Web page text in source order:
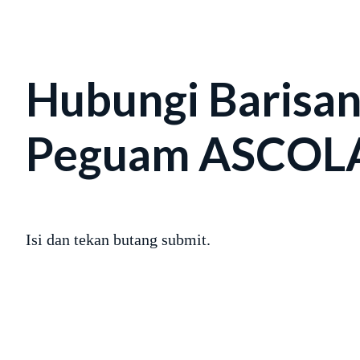
Hubungi Barisan
Peguam
Isi dan tekan butang submit.